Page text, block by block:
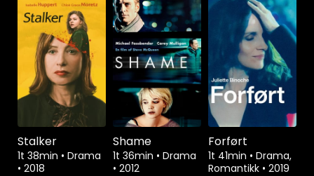
Stalker
1t 38min • Drama
• 2018
Shame
1t 36min • Drama
• 2012
Forført
1t 41min • Drama,
Romantikk • 2019